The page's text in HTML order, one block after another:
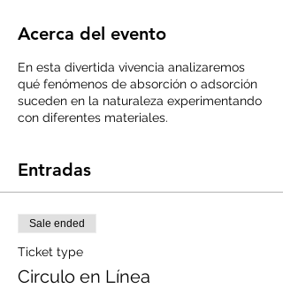
Acerca del evento
En esta divertida vivencia analizaremos
qué fenómenos de absorción o adsorción
suceden en la naturaleza experimentando
con diferentes materiales.
Entradas
Sale ended
Ticket type
Circulo en Línea